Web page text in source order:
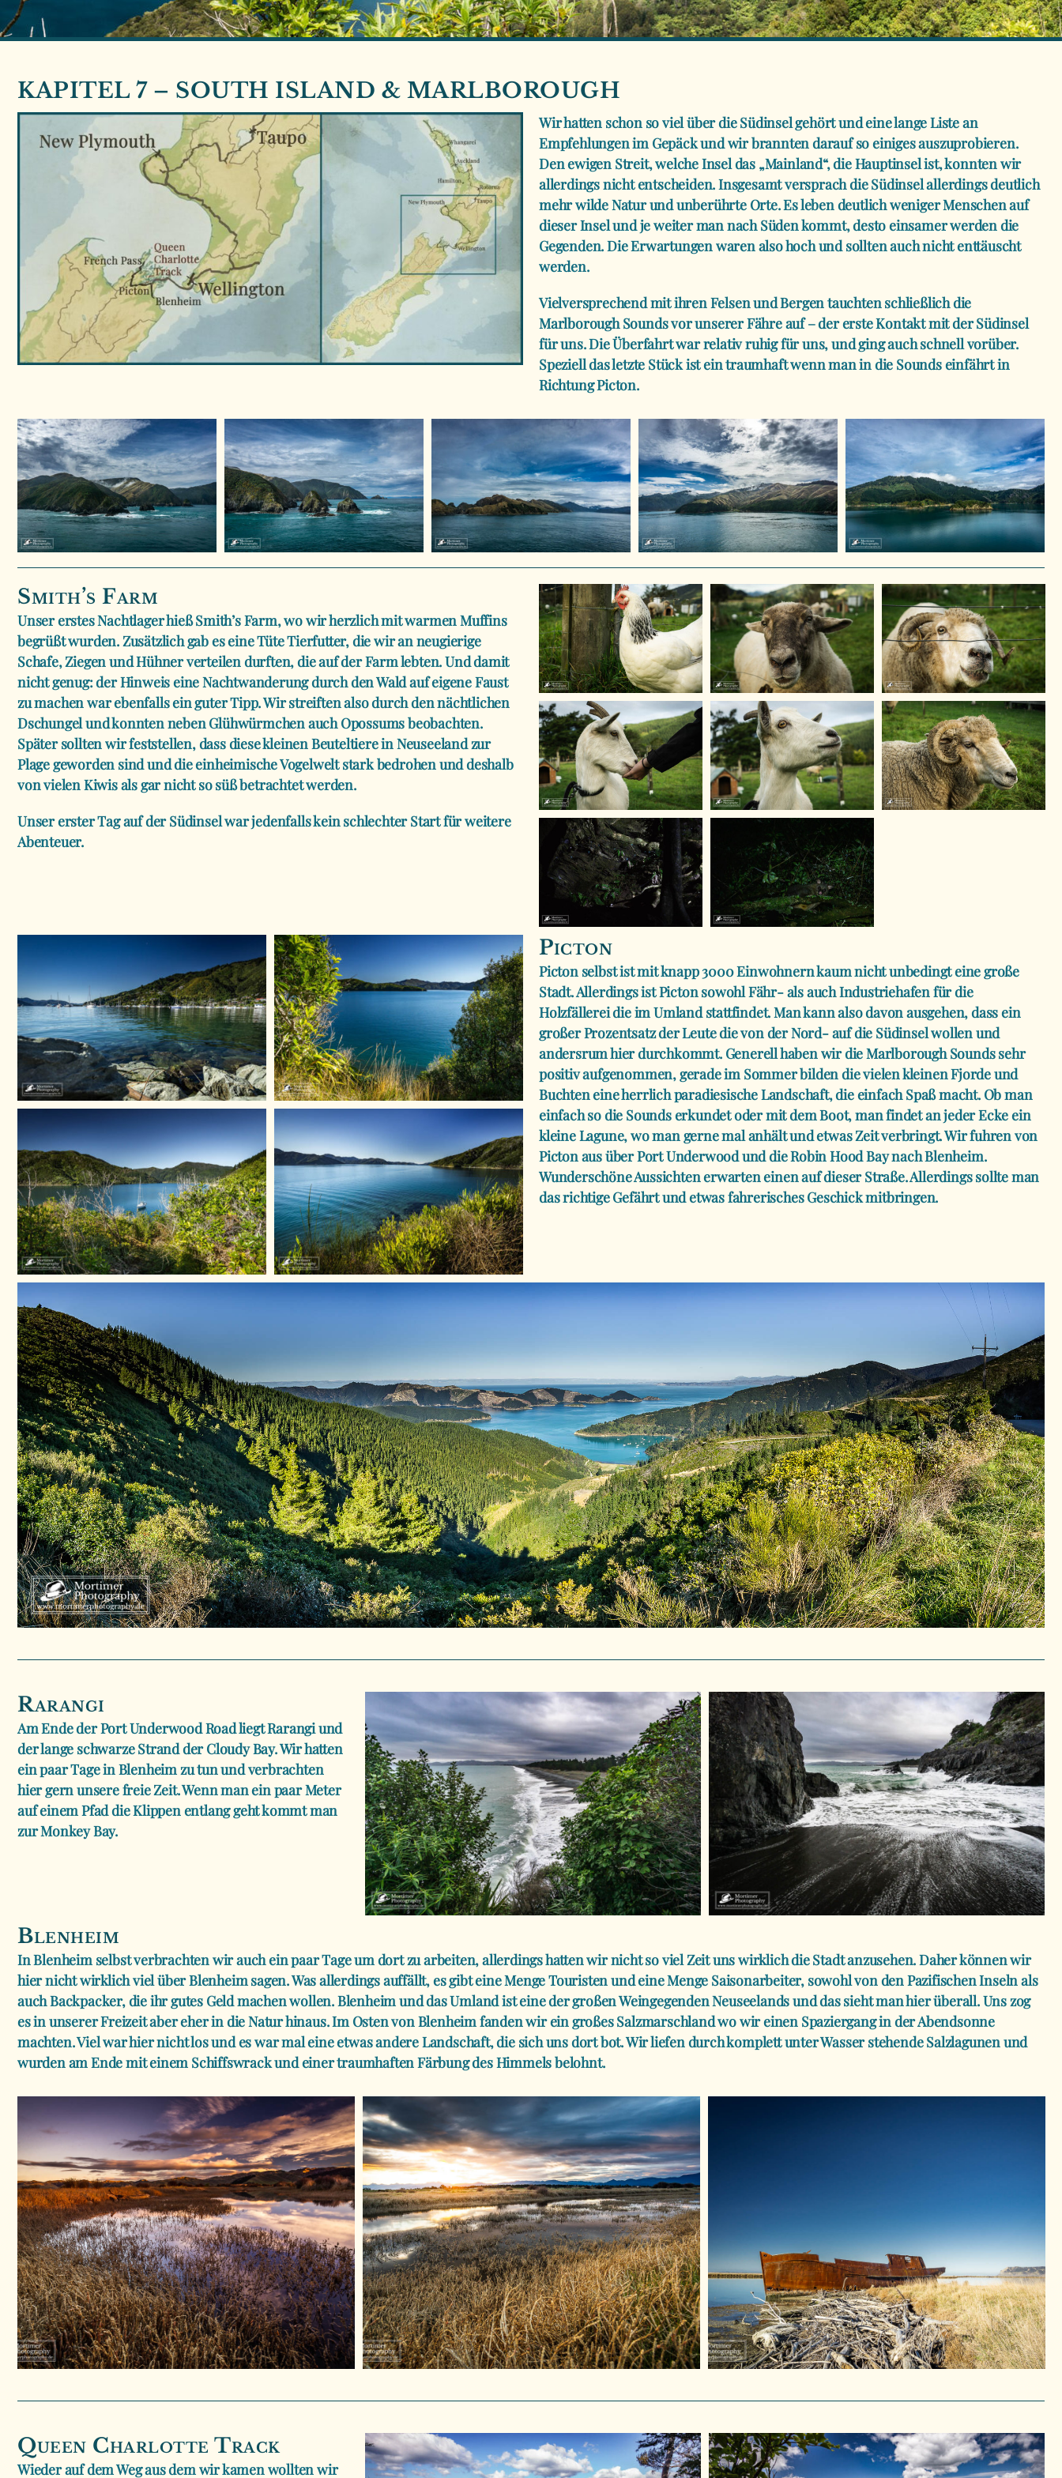
KAPITEL 7 – SOUTH ISLAND & MARLBOROUGH
Wir hatten schon so viel über die Südinsel gehört und eine lange Liste an
Empfehlungen im Gepäck und wir brannten darauf so einiges auszuprobieren.
Den ewigen Streit, welche Insel das „Mainland“, die Hauptinsel ist, konnten wir
allerdings nicht entscheiden. Insgesamt versprach die Südinsel allerdings deutlich
mehr wilde Natur und unberührte Orte. Es leben deutlich weniger Menschen auf
dieser Insel und je weiter man nach Süden kommt, desto einsamer werden die
Gegenden. Die Erwartungen waren also hoch und sollten auch nicht enttäuscht
werden.
Vielversprechend mit ihren Felsen und Bergen tauchten schließlich die
Marlborough Sounds vor unserer Fähre auf – der erste Kontakt mit der Südinsel
für uns. Die Überfahrt war relativ ruhig für uns, und ging auch schnell vorüber.
Speziell das letzte Stück ist ein traumhaft wenn man in die Sounds einfährt in
Richtung Picton.
Smith’s Farm
Unser erstes Nachtlager hieß Smith’s Farm, wo wir herzlich mit warmen Muffins
begrüßt wurden. Zusätzlich gab es eine Tüte Tierfutter, die wir an neugierige
Schafe, Ziegen und Hühner verteilen durften, die auf der Farm lebten. Und damit
nicht genug: der Hinweis eine Nachtwanderung durch den Wald auf eigene Faust
zu machen war ebenfalls ein guter Tipp. Wir streiften also durch den nächtlichen
Dschungel und konnten neben Glühwürmchen auch Opossums beobachten.
Später sollten wir feststellen, dass diese kleinen Beuteltiere in Neuseeland zur
Plage geworden sind und die einheimische Vogelwelt stark bedrohen und deshalb
von vielen Kiwis als gar nicht so süß betrachtet werden.
Unser erster Tag auf der Südinsel war jedenfalls kein schlechter Start für weitere
Abenteuer.
Picton
Picton selbst ist mit knapp 3000 Einwohnern kaum nicht unbedingt eine große
Stadt. Allerdings ist Picton sowohl Fähr- als auch Industriehafen für die
Holzfällerei die im Umland stattfindet. Man kann also davon ausgehen, dass ein
großer Prozentsatz der Leute die von der Nord- auf die Südinsel wollen und
andersrum hier durchkommt. Generell haben wir die Marlborough Sounds sehr
positiv aufgenommen, gerade im Sommer bilden die vielen kleinen Fjorde und
Buchten eine herrlich paradiesische Landschaft, die einfach Spaß macht. Ob man
einfach so die Sounds erkundet oder mit dem Boot, man findet an jeder Ecke ein
kleine Lagune, wo man gerne mal anhält und etwas Zeit verbringt. Wir fuhren von
Picton aus über Port Underwood und die Robin Hood Bay nach Blenheim.
Wunderschöne Aussichten erwarten einen auf dieser Straße. Allerdings sollte man
das richtige Gefährt und etwas fahrerisches Geschick mitbringen.
Rarangi
Am Ende der Port Underwood Road liegt Rarangi und
der lange schwarze Strand der Cloudy Bay. Wir hatten
ein paar Tage in Blenheim zu tun und verbrachten
hier gern unsere freie Zeit. Wenn man ein paar Meter
auf einem Pfad die Klippen entlang geht kommt man
zur Monkey Bay.
Blenheim
In Blenheim selbst verbrachten wir auch ein paar Tage um dort zu arbeiten, allerdings hatten wir nicht so viel Zeit uns wirklich die Stadt anzusehen. Daher können wir
hier nicht wirklich viel über Blenheim sagen. Was allerdings auffällt, es gibt eine Menge Touristen und eine Menge Saisonarbeiter, sowohl von den Pazifischen Inseln als
auch Backpacker, die ihr gutes Geld machen wollen. Blenheim und das Umland ist eine der großen Weingegenden Neuseelands und das sieht man hier überall. Uns zog
es in unserer Freizeit aber eher in die Natur hinaus. Im Osten von Blenheim fanden wir ein großes Salzmarschland wo wir einen Spaziergang in der Abendsonne
machten. Viel war hier nicht los und es war mal eine etwas andere Landschaft, die sich uns dort bot. Wir liefen durch komplett unter Wasser stehende Salzlagunen und
wurden am Ende mit einem Schiffswrack und einer traumhaften Färbung des Himmels belohnt.
Queen Charlotte Track
Wieder auf dem Weg aus dem wir kamen wollten wir